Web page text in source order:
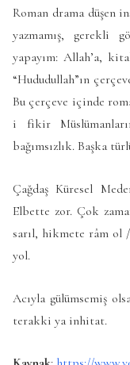
Roman drama düşen
yazmamış, gerekli
yapayım: Allah’a,
“Hududullah”ın
Bu çerçeve içinde
i fikir
bağımsızlık. Başka
Çağdaş Küresel
Elbette zor. Çok
sarıl, hikmete râm ol
yol.
Acıyla gülümsemiş
terakki ya inhitat.